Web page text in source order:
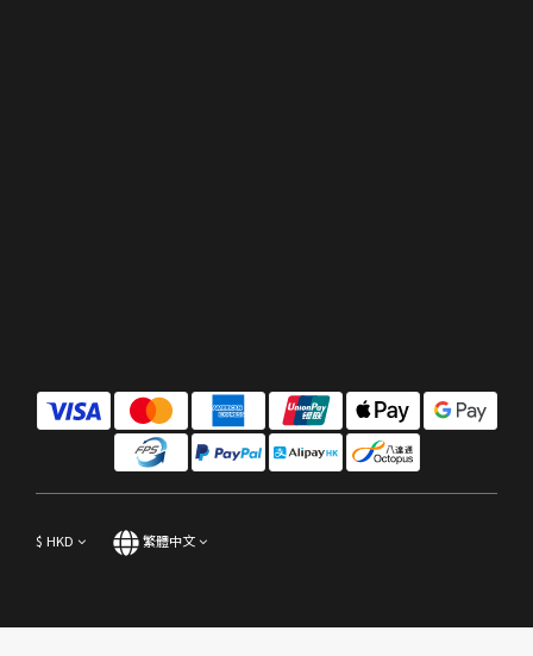
$ HKD 繁體中文